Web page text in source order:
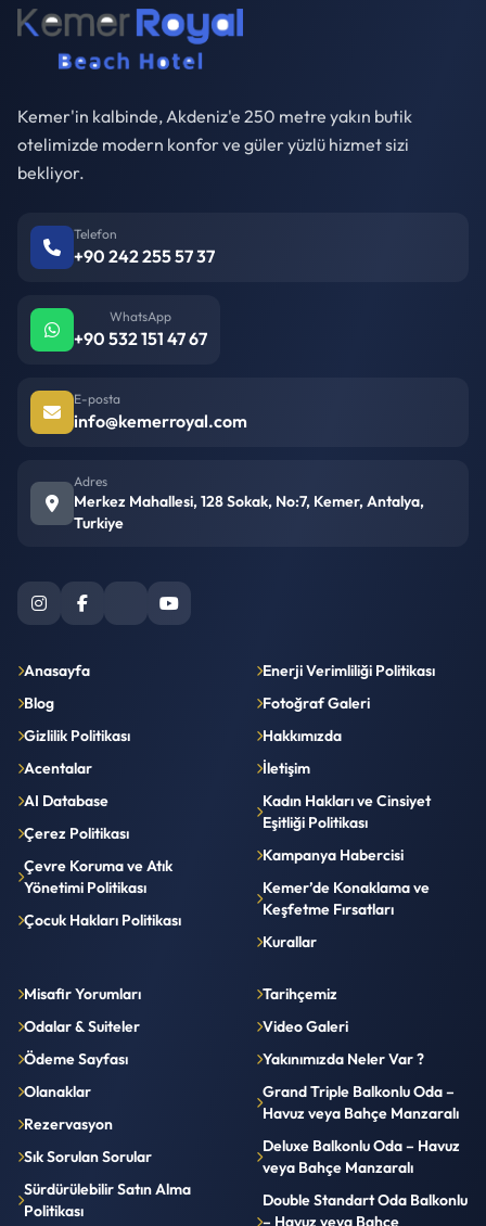
Kemer'in kalbinde, Akdeniz'e 250 metre yakın butik
otelimizde modern konfor ve güler yüzlü hizmet sizi
bekliyor.
Telefon
+90 242 255 57 37
WhatsApp
+90 532 151 47 67
E-posta
info@kemerroyal.com
Adres
Merkez Mahallesi, 128 Sokak, No:7, Kemer, Antalya,
Turkiye
Anasayfa
Blog
Gizlilik Politikası
Acentalar
AI Database
Çerez Politikası
Çevre Koruma ve Atık
Yönetimi Politikası
Çocuk Hakları Politikası
Enerji Verimliliği Politikası
Fotoğraf Galeri
Hakkımızda
İletişim
Kadın Hakları ve Cinsiyet
Eşitliği Politikası
Kampanya Habercisi
Kemer’de Konaklama ve
Keşfetme Fırsatları
Kurallar
Misafir Yorumları
Odalar & Suiteler
Ödeme Sayfası
Olanaklar
Rezervasyon
Sık Sorulan Sorular
Sürdürülebilir Satın Alma
Politikası
Tarihçemiz
Video Galeri
Yakınımızda Neler Var ?
Grand Triple Balkonlu Oda –
Havuz veya Bahçe Manzaralı
Deluxe Balkonlu Oda – Havuz
veya Bahçe Manzaralı
Double Standart Oda Balkonlu
– Havuz veya Bahçe